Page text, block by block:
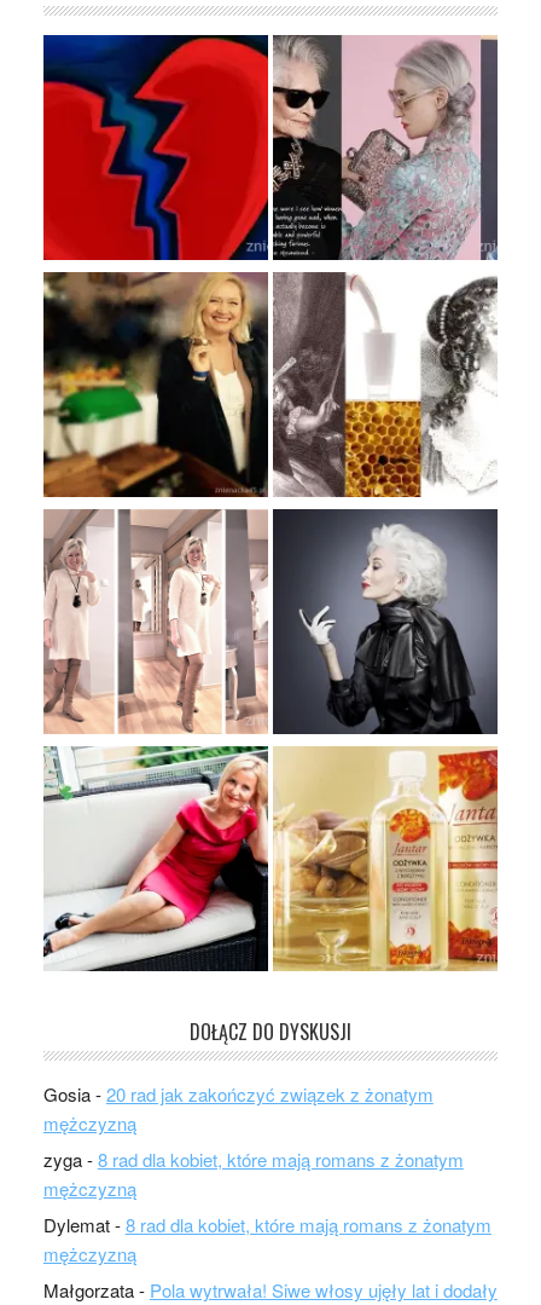
DOŁĄCZ DO DYSKUSJI
Gosia-20 rad jak zakończyć związek z żonatym
mężczyzną
zyga-8 rad dla kobiet, które mają romans z żonatym
mężczyzną
Dylemat-8 rad dla kobiet, które mają romans z żonatym
mężczyzną
Małgorzata- Pola wytrwała! Siwe włosy ujęły lat i dodały